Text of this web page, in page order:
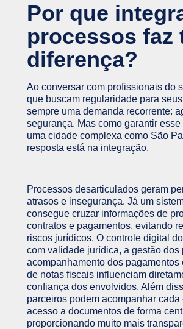
Por que
processos faz
diferença?
Ao conversar com profissionais do
que buscam regularidade para
sempre uma demanda recorrente:
segurança. Mas como garantir
uma cidade complexa como São
resposta está na integração.
Processos desarticulados geram
atrasos e insegurança. Já um
consegue cruzar informações de
contratos e pagamentos, evitando
riscos jurídicos. O controle digital
com validade jurídica, a gestão dos
acompanhamento dos pagamentos
de notas fiscais influenciam
confiança dos envolvidos. Além
parceiros podem acompanhar cada
acesso a documentos de forma
proporcionando muito mais